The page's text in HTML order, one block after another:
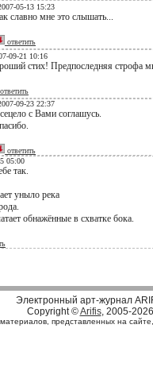
05-13 15:23
славно мне это слышать...
ответить
09-21 10:16
стих! Предпоследняя строфа
ответить
09-23 22:37
с Вами соглашусь.
ответить
05:00
так.
уныло река
обнажённые в схватке бока.
Электронный арт-журнал
Copyright ©Arifis, 2005-2026
представленных на